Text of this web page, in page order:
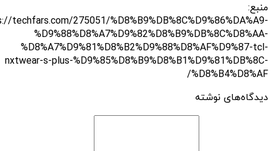
منبع:
techfars.com/275051/%D8%B9%DB%8C%D9%86%DA%A9-
%D9%88%D8%A7%D9%82%D8%B9%DB%8C%D8%AA-
%D8%A7%D9%81%D8%B2%D9%88%D8%AF%D9%87-tcl-
nxtwear-s-plus-%D9%85%D8%B9%D8%B1%D9%81%DB%8C-
%D8%B4%D8%AF/
دیدگاه‌های نوشته